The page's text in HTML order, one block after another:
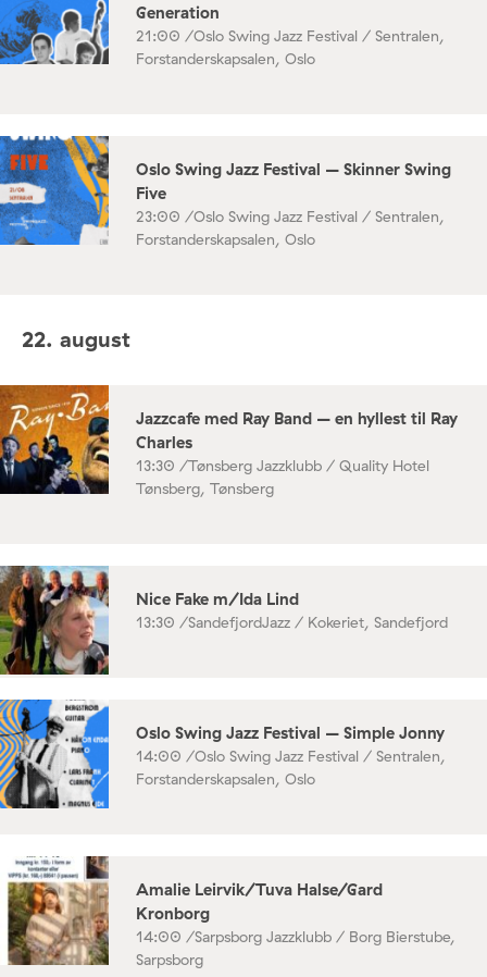
Generation
21:00 /Oslo Swing Jazz Festival / Sentralen,
Forstanderskapsalen, Oslo
Oslo Swing Jazz Festival – Skinner Swing
Five
23:00 /Oslo Swing Jazz Festival / Sentralen,
Forstanderskapsalen, Oslo
22. august
Jazzcafe med Ray Band – en hyllest til Ray
Charles
13:30 /Tønsberg Jazzklubb / Quality Hotel
Tønsberg, Tønsberg
Nice Fake m/Ida Lind
13:30 /SandefjordJazz / Kokeriet, Sandefjord
Oslo Swing Jazz Festival – Simple Jonny
14:00 /Oslo Swing Jazz Festival / Sentralen,
Forstanderskapsalen, Oslo
Amalie Leirvik/Tuva Halse/Gard
Kronborg
14:00 /Sarpsborg Jazzklubb / Borg Bierstube,
Sarpsborg